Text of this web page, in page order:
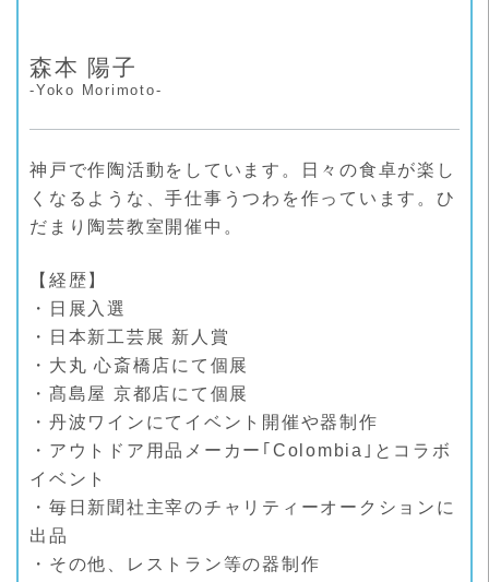
森本 陽子
-Yoko Morimoto-
神戸で作陶活動をしています。日々の食卓が楽し
くなるような、手仕事うつわを作っています。ひ
だまり陶芸教室開催中。
【経歴】
・日展入選
・日本新工芸展 新人賞
・大丸 心斎橋店にて個展
・髙島屋 京都店にて個展
・丹波ワインにてイベント開催や器制作
・アウトドア用品メーカー｢Colombia｣とコラボ
イベント
・毎日新聞社主宰のチャリティーオークションに
出品
・その他、レストラン等の器制作